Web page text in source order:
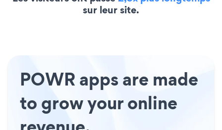
sur leur site.
POWR apps are made
to grow your online